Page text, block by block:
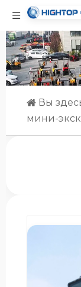
Вы
мини-